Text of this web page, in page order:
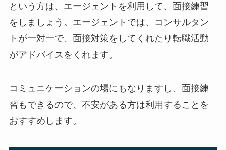
という方は、エージェントを利用して、面接練習
をしましょう。エージェントでは、コンサルタン
トが一対一で、面接対策をしてくれたり転職活動
がアドバイスをくれます。
コミュニケーションの場にもなりますし、面接練
習もできるので、不安がある方は利用することを
おすすめします。